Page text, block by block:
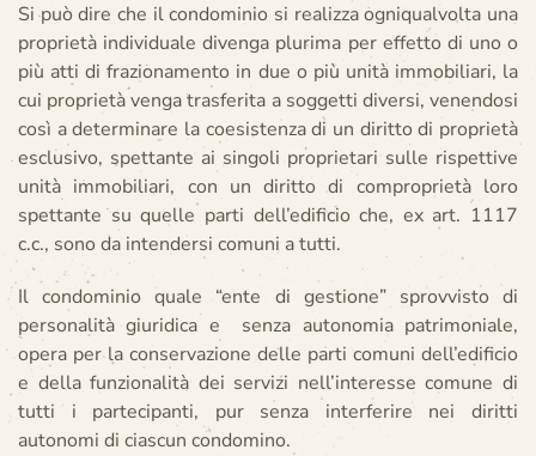
Si può dire che il condominio si realizza ogniqualvolta una
proprietà individuale divenga plurima per effetto di uno o
più atti di frazionamento in due o più unità immobiliari, la
cui proprietà venga trasferita a soggetti diversi, venendosi
così a determinare la coesistenza di un diritto di proprietà
esclusivo, spettante ai singoli proprietari sulle rispettive
unità immobiliari, con un diritto di comproprietà loro
spettante su quelle parti dell’edificio che, ex art. 1117
c.c., sono da intendersi comuni a tutti.
Il condominio quale “ente di gestione” sprovvisto di
personalità giuridica e senza autonomia patrimoniale,
opera per la conservazione delle parti comuni dell’edificio
e della funzionalità dei servizi nell’interesse comune di
tutti i partecipanti, pur senza interferire nei diritti
autonomi di ciascun condomino.